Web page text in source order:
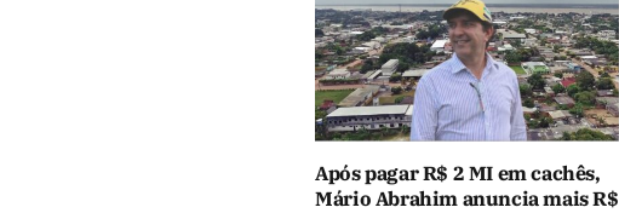
Após pagar R$ 2 MI em cachês,
Mário Abrahim anuncia mais R$